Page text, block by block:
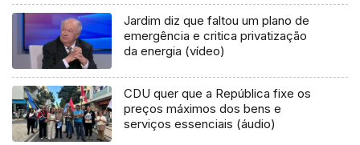
Jardim diz que faltou um plano de
emergência e critica privatização
da energia (vídeo)
CDU quer que a República fixe os
preços máximos dos bens e
serviços essenciais (áudio)